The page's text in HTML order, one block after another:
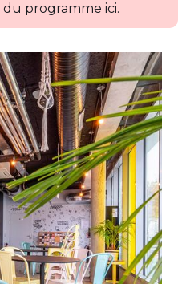
programme ici.